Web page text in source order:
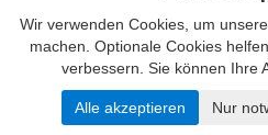
Wir verwenden Cookies, um
machen. Optionale Cookies
verbessern. Sie können Ihre
Alle akzeptieren Nur